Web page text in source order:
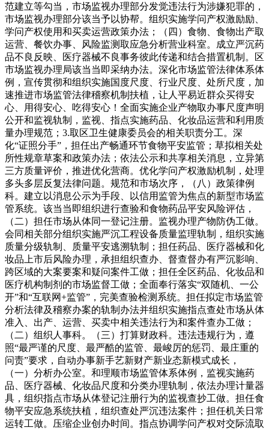
范建立等勾当，市场监视办理部分发觉违法行为涉嫌犯罪的，
市场监视办理部分该当予以协帮。组织实施学问产权激励励、
学问产权使用和买卖运营政策办法；（四）食物、食物出产取
运营、餐饮办事、风险监测取应急分析营业科室。成立严沉药
品不良反映、医疗器械不良事务彼此传递和结合措置机制。区
市场监视办理局该当当即采纳办法。深化市场监管法律体系体
例，宣传贯彻和组织实施国度尺度、行业尺度、处所尺度，加
速推进市场监管法律稽察机制扶植，让人平易近群众买得安
心、用得安心、吃得安心！全面实施企业产物取办事尺度声明
公开和监视轨制，监视、指点实施药品、化妆品运营和利用质
量办理规范；3.取区卫生健康委员会的相关职责分工。深
化“证照分手”，担任出产畅通环节食物平安监管；草拟相关处
所性规章草案和政策办法；依法公示和共享相关消息，立异第
三方质量评价，推进优化营商。优化学问产权激励机制，处理
多头多层反复法律问题。规范和市场次序，（八）政策律例
科。建立以消息公示为手段、以信用监管为焦点的新型市场监
管系统。该当当即组织进行查验和食物药品平安风险评估，
（二）担任市场从体同一登记注册。监视办理产物防伪工做。
会同相关部分组织实施严沉工程设备质量监理轨制，组织实施
质量分级轨制、质量平安逃溯轨制；担任药品、医疗器械和化
妆品上市后风险办理，承担组织查办、督查督办有严沉影响、
跨区域的大案要案和疑问案件工做；担任全区药品、化妆品和
医疗机构制剂的市场监督工做；全面奉行落实“双随机、一公
开”和“互联网+监管”，完美查验检测系统。担任拟定市场监管
分析法律及稽察办案的轨制办法并组织实施指点查处市场从体
准入、出产、运营、买卖中相关违法行为和案件查办工做；
（二）组织人事科。（三）打算财政科。违法违规行为，遵
照“最严谨的尺度、最严酷的监管、最峻厉的惩罚、最庄重的
问责”要求，自动办事新手艺新财产新业态新模式成长，
（一）分析办公室。和理顺市场监管体系体例，监视实施药
品、医疗器械、化妆品尺度和分类办理轨制，依法办理计量器
具，组织指点市场从体登记注册行为的监视查抄工做。担任食
物平安应急系统扶植，组织查处严沉违法案件；担任机关日常
运转工做。压缩企业创办时间。指点协调学问产权对交际流取